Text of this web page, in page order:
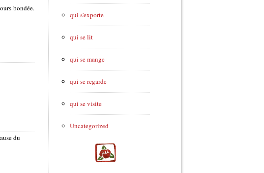
bondée.
du
qui s'exporte
qui se lit
qui se mange
qui se regarde
qui se visite
Uncategorized